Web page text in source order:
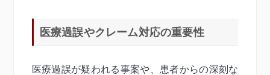
医療過誤やクレーム対応の重要性
医療過誤が疑われる事案や、患者からの深刻な